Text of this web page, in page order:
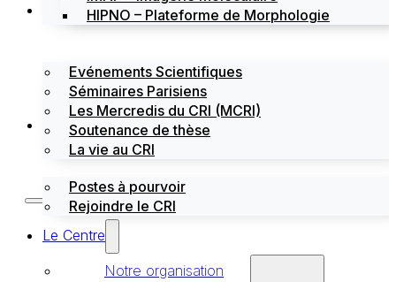
HIPNO – Plateforme de Morphologie
Évènements
Evénements Scientifiques
Séminaires Parisiens
Les Mercredis du CRI (MCRI)
Soutenance de thèse
La vie au CRI
Emploi / stages
Postes à pourvoir
Rejoindre le CRI
Le Centre
Notre organisation